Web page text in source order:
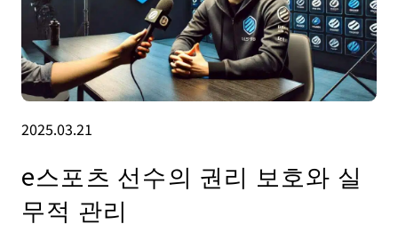
2025.03.21
e스포츠 선수의 권리 보호와 실
무적 관리